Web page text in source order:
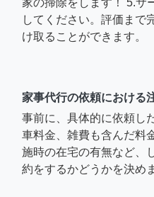
家の掃除をします！ 5.サ
してください。評価まで
け取ることができます。
家事代行の依頼における
事前に、具体的に依頼し
車料金、雑費も含んだ料
施時の在宅の有無など、
約をするかどうかを決め